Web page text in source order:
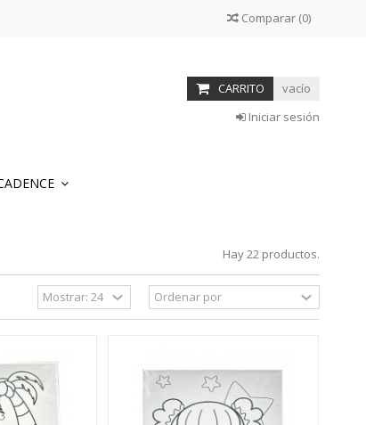
Comparar (0)
CARRITO
vacío
Iniciar sesión
Hay 22 productos.